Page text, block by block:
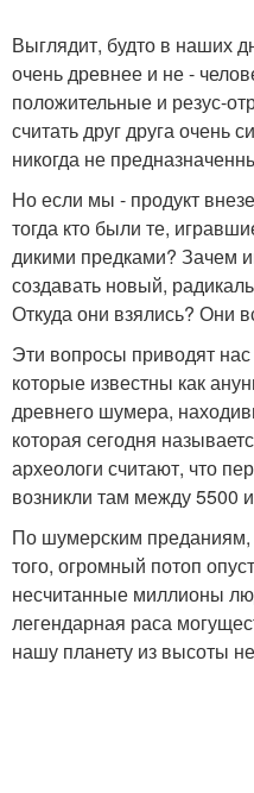
Выглядит, будто в наших
очень древнее и не -
положительные и резус-
считать друг друга очень
никогда не
Но если мы - продукт
тогда кто были те,
дикими предками? Зачем
создавать новый,
Откуда они взялись? Они
Эти вопросы приводят
которые известны как
древнего шумера,
которая сегодня
археологи считают, что
возникли там между 5500
По шумерским преданиям,
того, огромный потоп
несчитанные миллионы
легендарная раса
нашу планету из высоты